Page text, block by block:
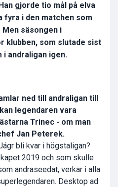
gjorde tio mål på elva
fyra i den matchen som
säsongen i
klubben, som slutade sist
i andraligan igen.
ned till andraligan till
legendaren vara
Trinec - om man
Jan Peterek.
bli kvar i högstaligan?
2019 och som skulle
andraseedat, verkar i alla
Desktop ad